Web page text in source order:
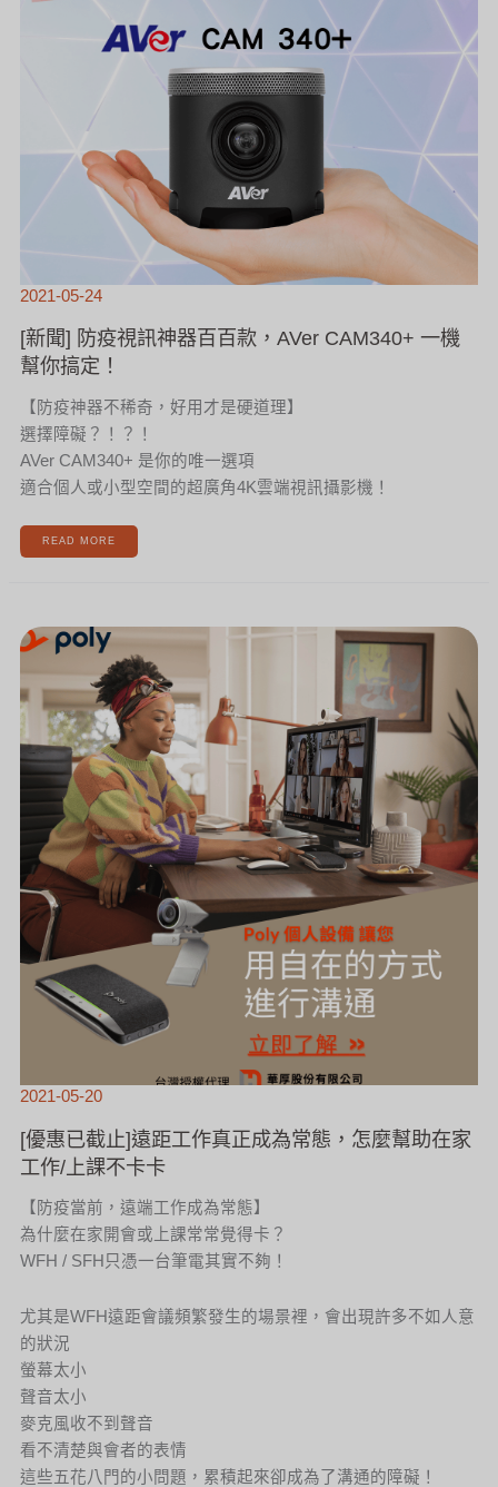
2021-05-24
[新聞] 防疫視訊神器百百款，AVer CAM340+ 一機
幫你搞定！
【防疫神器不稀奇，好用才是硬道理】
選擇障礙？！？！
AVer CAM340+ 是你的唯一選項
適合個人或小型空間的超廣角4K雲端視訊攝影機！
READ MORE
2021-05-20
[優惠已截止]遠距工作真正成為常態，怎麼幫助在家
工作/上課不卡卡
【防疫當前，遠端工作成為常態】
為什麼在家開會或上課常常覺得卡？
WFH / SFH只憑一台筆電其實不夠！
尤其是WFH遠距會議頻繁發生的場景裡，會出現許多不如人意
的狀況
螢幕太小
聲音太小
麥克風收不到聲音
看不清楚與會者的表情
這些五花八門的小問題，累積起來卻成為了溝通的障礙！
惠
已
工
真
正
成
為
常
態，
怎
幫
工
作/
上
課
不
卡